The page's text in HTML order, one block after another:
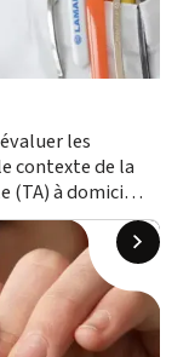
les
contexte de la
(TA) à domicile